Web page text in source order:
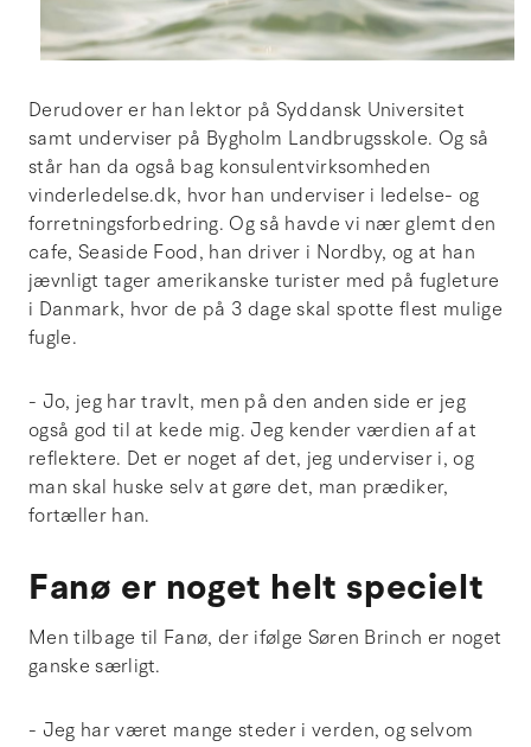
Derudover er han lektor på Syddansk Universitet
samt underviser på Bygholm Landbrugsskole. Og så
står han da også bag konsulentvirksomheden
vinderledelse.dk, hvor han underviser i ledelse- og
forretningsforbedring. Og så havde vi nær glemt den
cafe, Seaside Food, han driver i Nordby, og at han
jævnligt tager amerikanske turister med på fugleture
i Danmark, hvor de på 3 dage skal spotte flest mulige
fugle.
- Jo, jeg har travlt, men på den anden side er jeg
også god til at kede mig. Jeg kender værdien af at
reflektere. Det er noget af det, jeg underviser i, og
man skal huske selv at gøre det, man prædiker,
fortæller han.
Fanø er noget helt specielt
Men tilbage til Fanø, der ifølge Søren Brinch er noget
ganske særligt.
- Jeg har været mange steder i verden, og selvom